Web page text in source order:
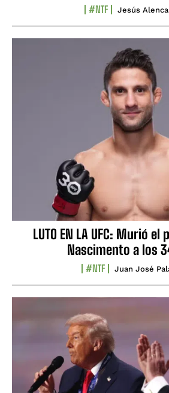
#NTF Jesús
LUTO EN LA UFC: Murió el
Nascimento a los
#NTF Juan José